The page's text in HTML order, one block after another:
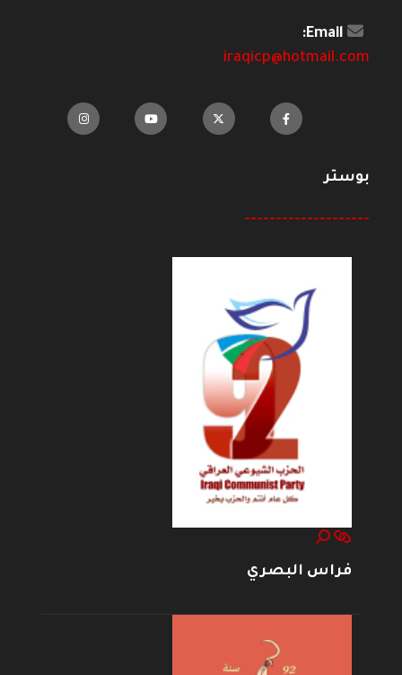
Email:
iraqicp@hotmail.com
بوستر
--------------------
فراس البصري